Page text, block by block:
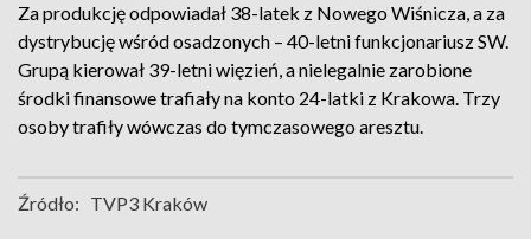
Za produkcję odpowiadał 38-latek z Nowego Wiśnicza, a za
dystrybucję wśród osadzonych – 40-letni funkcjonariusz SW.
Grupą kierował 39-letni więzień, a nielegalnie zarobione
środki finansowe trafiały na konto 24-latki z Krakowa. Trzy
osoby trafiły wówczas do tymczasowego aresztu.
Źródło: TVP3 Kraków